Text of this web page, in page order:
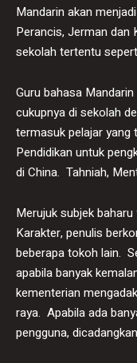
Mandarin akan
Perancis, Jerman dan
sekolah tertentu
Guru bahasa
cukupnya di sekolah
termasuk pelajar yang
Pendidikan untuk
di China. Tahniah,
Merujuk subjek
Karakter, penulis
beberapa tokoh lain.
apabila banyak
kementerian
raya. Apabila ada
pengguna,